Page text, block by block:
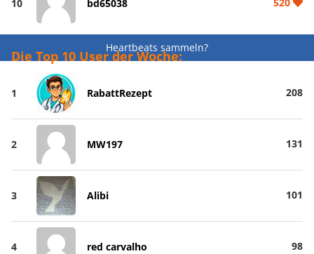
10 bd65038
Heartbeats sammeln?
Die Top 10 User der Woche:
1 RabattRezept 208
2 MW197 131
3 Alibi 101
4 red carvalho 98